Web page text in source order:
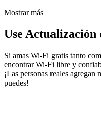
Mostrar más
Use
Si amas Wi-Fi gratis tanto
encontrar Wi-Fi libre y
¡Las personas reales
puedes!